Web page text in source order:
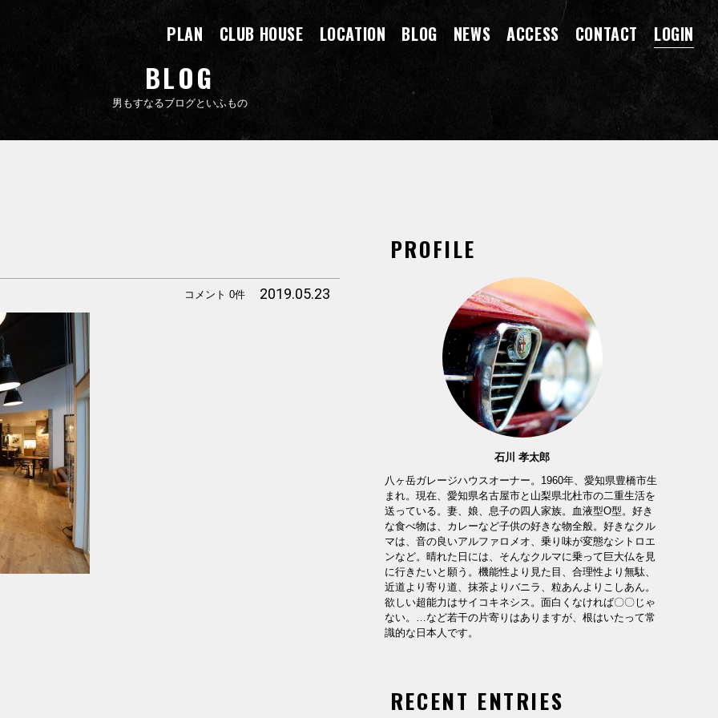
BLOG
男もすなるブログといふもの
PLAN CLUB HOUSE LOCATION BLOG NEWS ACCESS CONTACT LOGIN
2019.05.23
コメント 0件
PROFILE
石川 孝太郎
八ヶ岳ガレージハウスオーナー。1960年、愛知県豊橋市生
まれ。現在、愛知県名古屋市と山梨県北杜市の二重生活を
送っている。妻、娘、息子の四人家族。血液型O型。好き
な食べ物は、カレーなど子供の好きな物全般。好きなクル
マは、音の良いアルファロメオ、乗り味が変態なシトロエ
ンなど。晴れた日には、そんなクルマに乗って巨大仏を見
に行きたいと願う。機能性より見た目、合理性より無駄、
近道より寄り道、抹茶よりバニラ、粒あんよりこしあん。
欲しい超能力はサイコキネシス。面白くなければ〇〇じゃ
ない。…など若干の片寄りはありますが、根はいたって常
識的な日本人です。
RECENT ENTRIES